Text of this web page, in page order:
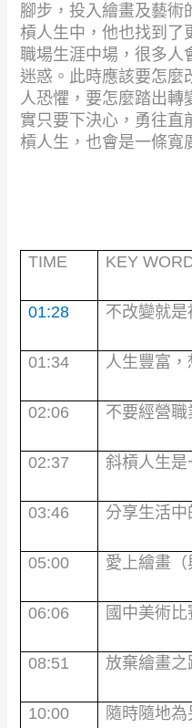
腳步，投入繪畫及藝術
槓人生中，他也找到了
職場生涯中場，很多人
迷惑。此時應該要怎麼
人恐懼，要怎麼踏出轉
實只要下決心，勇往直
槓人生，也會是一條寬
TIME KEY
01:28 不改變就是
01:34 人生豐富
02:06 不要經營
02:37 斜槓人生是
03:46 分享生活
05:00 愛上繪畫（
06:06 國中美術比
08:51 放棄繪畫之
10:00 隨時隨地